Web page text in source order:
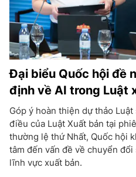
Đại biểu Quốc hội đề
định về AI trong Luật
Góp ý hoàn thiện dự thảo
điều của Luật Xuất bản tại
thường lệ thứ Nhất, Quốc hội
tâm đến vấn đề về chuyển
lĩnh vực xuất bản.